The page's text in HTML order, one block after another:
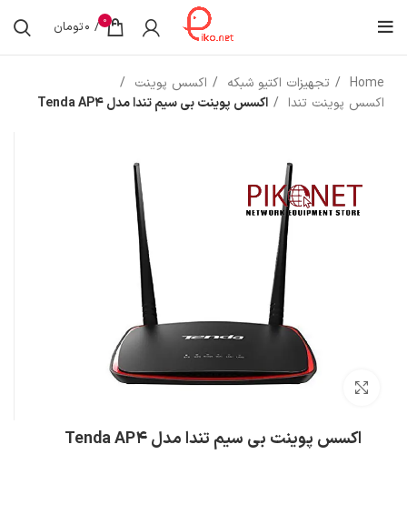
0
/
0تومان
Home تجهیزات اکتیو شبکه
اکسس پوینت
اکسس پوینت تندا
اکسس پوینت بی‌ سیم تندا مدل Tenda AP4
بزرگنمایی تصویر
اکسس پوینت بی‌ سیم تندا مدل Tenda AP4